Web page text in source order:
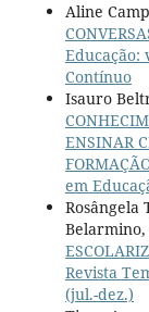
Aline
Educação:
Contínuo
Isauro
ENSINAR
em
Rosângela
Revista
(jul.-dez.)